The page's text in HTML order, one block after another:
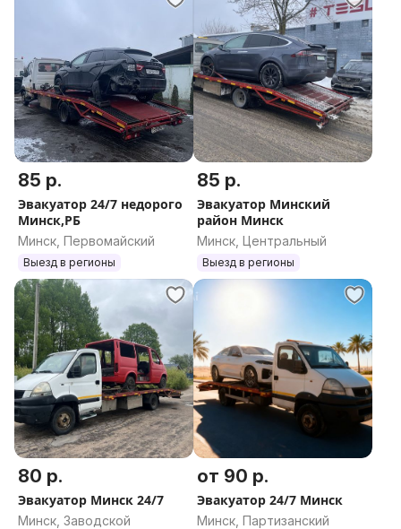
85 р.
Эвакуатор 24/7 недорого
Минск,РБ
Минск, Первомайский
Выезд в регионы
85 р.
Эвакуатор Минский
район Минск
Минск, Центральный
Выезд в регионы
80 р.
Эвакуатор Минск 24/7
Минск, Заводской
от 90 р.
Эвакуатор 24/7 Минск
Минск, Партизанский